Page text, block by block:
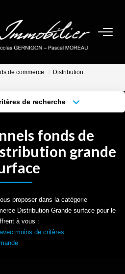
AGENCE
UNE ALERTE
de commerce
Distribution
de recherche
Budget maxfonds de
grande
proposer dans la catégorie
Distribution Grande surface pour le
à vous :
moins de critères.